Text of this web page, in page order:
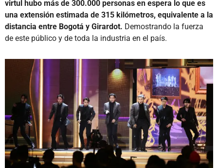
virtul hubo más de 300.000 personas en espera lo que es
una extensión estimada de 315 kilómetros, equivalente a la
distancia entre Bogotá y Girardot. Demostrando la fuerza
de este público y de toda la industria en el país.